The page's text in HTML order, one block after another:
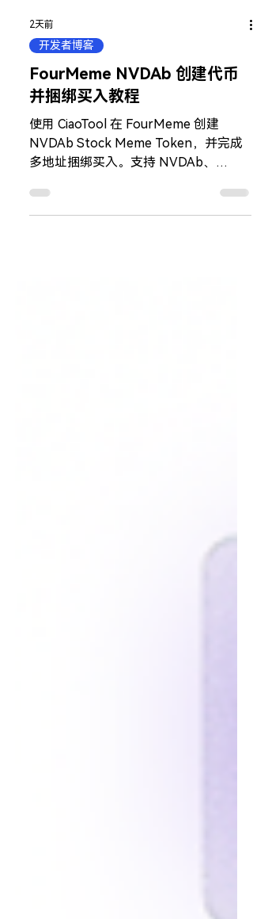
2天前
开发者博客
FourMeme NVDAb 创建代币
并捆绑买入教程
使用 CiaoTool 在 FourMeme 创建
NVDAb Stock Meme Token，并完成
多地址捆绑买入。支持 NVDAb、